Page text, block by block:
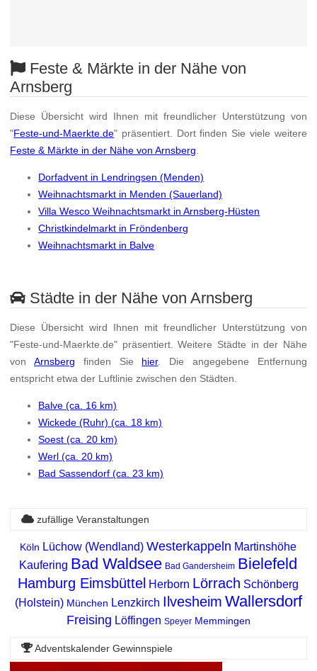
Feste & Märkte in der Nähe von
Arnsberg
Diese Übersicht wird Ihnen mit freundlicher Unterstützung von
"Feste-und-Maerkte.de" präsentiert. Dort finden Sie viele weitere
Feste & Märkte in der Nähe von Arnsberg
Dorfadvent in Lendringsen (Menden)
Weihnachtsmarkt in Menden (Sauerland)
Villa Wesco Weihnachtsmarkt in Arnsberg-Hüsten
Christkindelmarkt in Fröndenberg
Weihnachtsmarkt in Balve
Städte in der Nähe von Arnsberg
Diese Übersicht wird Ihnen mit freundlicher Unterstützung von
"Feste-und-Maerkte.de" präsentiert. Weitere Städte in der Nähe
vonArnsberg finden Sie hier. Die angegebene Entfernung
entspricht etwa der Luftlinie zwischen den Städten.
Balve (ca. 16 km)
Wickede (Ruhr) (ca. 18 km)
Soest (ca. 20 km)
Werl (ca. 20 km)
Bad Sassendorf (ca. 23 km)
zufällige Veranstaltungen
Köln Lüchow (Wendland) Westerkappeln Martinshöhe
Kaufering Bad Waldsee Bad Gandersheim Bielefeld
Hamburg Eimsbüttel Herborn Lörrach Schönberg
(Holstein) München Lenzkirch Ilvesheim Wallersdorf
Freising Löffingen Speyer Memmingen
Adventskalender Gewinnspiele